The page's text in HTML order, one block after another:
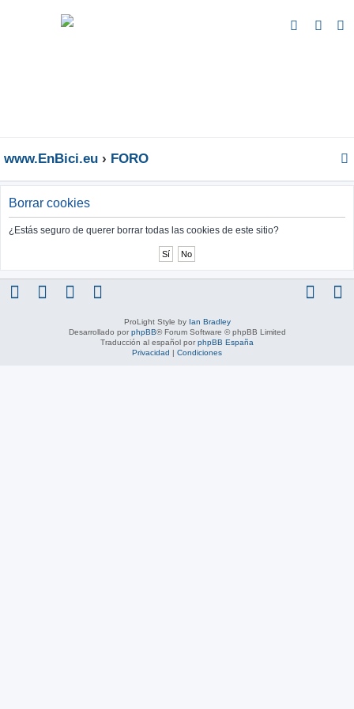
www.EnBici.eu FORO
Borrar cookies
¿Estás seguro de querer borrar todas las cookies de este sitio?
ProLight Style by Ian Bradley
Desarrollado por phpBB® Forum Software © phpBB Limited
Traducción al español por phpBB España
Privacidad | Condiciones